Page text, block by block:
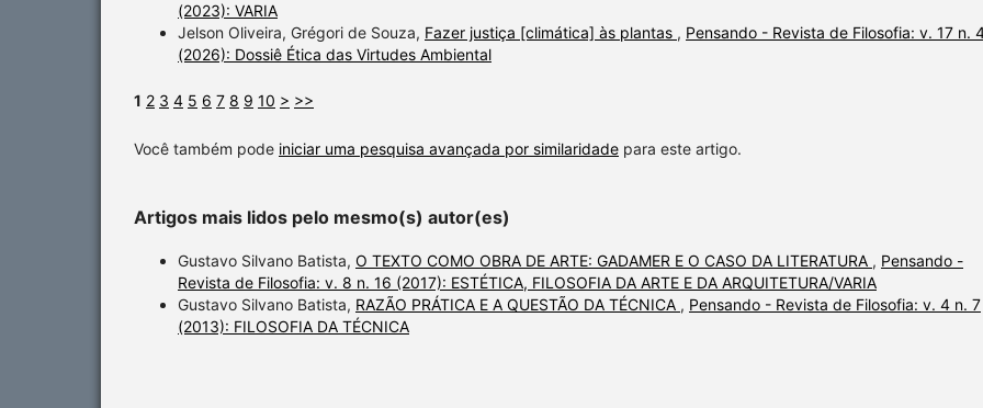
(2023): VARIA
Jelson Oliveira, Grégori de Souza, Fazer justiça [climática] às plantas , Pensando - Revista de Filosofia: v. 17 n.
(2026): Dossiê Ética das Virtudes Ambiental
1 2 3 4 5 6 7 8 9 10 > >>
Você também pode iniciar uma pesquisa avançada por similaridade para este artigo.
Artigos mais lidos pelo mesmo(s) autor(es)
Gustavo Silvano Batista, O TEXTO COMO OBRA DE ARTE: GADAMER E O CASO DA LITERATURA , Pensando -
Revista de Filosofia: v. 8 n. 16 (2017): ESTÉTICA, FILOSOFIA DA ARTE E DA ARQUITETURA/VARIA
Gustavo Silvano Batista, RAZÃO PRÁTICA E A QUESTÃO DA TÉCNICA , Pensando - Revista de Filosofia: v. 4 n. 7
(2013): FILOSOFIA DA TÉCNICA